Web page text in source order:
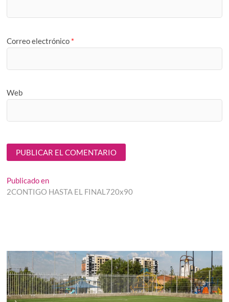
Correo electrónico *
Web
Navegación
de
Publicado en
2CONTIGO HASTA EL FINAL720x90